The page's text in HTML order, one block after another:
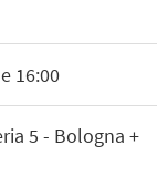
16:00
5 - Bologna +